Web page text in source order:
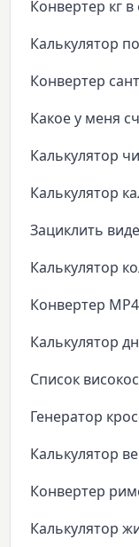
Конвертер кг
Калькулятор
Конвертер
Какое у меня
Калькулятор
Калькулятор
Зациклить
Калькулятор
Конвертер
Калькулятор
Список
Генератор
Калькулятор
Конвертер
Калькулятор